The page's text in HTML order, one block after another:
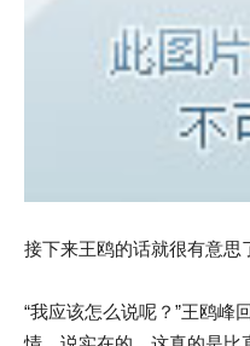
接下来王鸥的话就很有意思
“我应该怎么说呢？”王鸥峰